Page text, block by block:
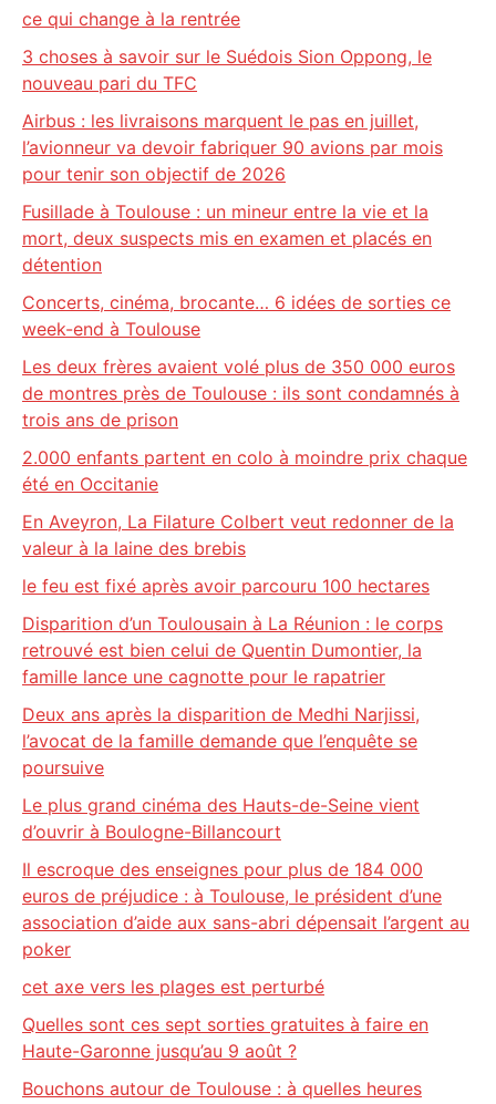
ce qui change à la rentrée
3 choses à savoir sur le Suédois Sion Oppong, le
nouveau pari du TFC
Airbus : les livraisons marquent le pas en juillet,
l’avionneur va devoir fabriquer 90 avions par mois
pour tenir son objectif de 2026
Fusillade à Toulouse : un mineur entre la vie et la
mort, deux suspects mis en examen et placés en
détention
Concerts, cinéma, brocante… 6 idées de sorties ce
week-end à Toulouse
Les deux frères avaient volé plus de 350 000 euros
de montres près de Toulouse : ils sont condamnés à
trois ans de prison
2.000 enfants partent en colo à moindre prix chaque
été en Occitanie
En Aveyron, La Filature Colbert veut redonner de la
valeur à la laine des brebis
le feu est fixé après avoir parcouru 100 hectares
Disparition d’un Toulousain à La Réunion : le corps
retrouvé est bien celui de Quentin Dumontier, la
famille lance une cagnotte pour le rapatrier
Deux ans après la disparition de Medhi Narjissi,
l’avocat de la famille demande que l’enquête se
poursuive
Le plus grand cinéma des Hauts-de-Seine vient
d’ouvrir à Boulogne-Billancourt
Il escroque des enseignes pour plus de 184 000
euros de préjudice : à Toulouse, le président d’une
association d’aide aux sans-abri dépensait l’argent au
poker
cet axe vers les plages est perturbé
Quelles sont ces sept sorties gratuites à faire en
Haute-Garonne jusqu’au 9 août ?
Bouchons autour de Toulouse : à quelles heures